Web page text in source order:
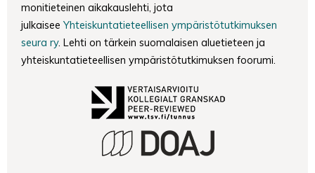
monitieteinen aikakauslehti, jota
julkaisee Yhteiskuntatieteellisen ympäristötutkimuksen
seura ry. Lehti on tärkein suomalaisen aluetieteen ja
yhteiskuntatieteellisen ympäristötutkimuksen foorumi.